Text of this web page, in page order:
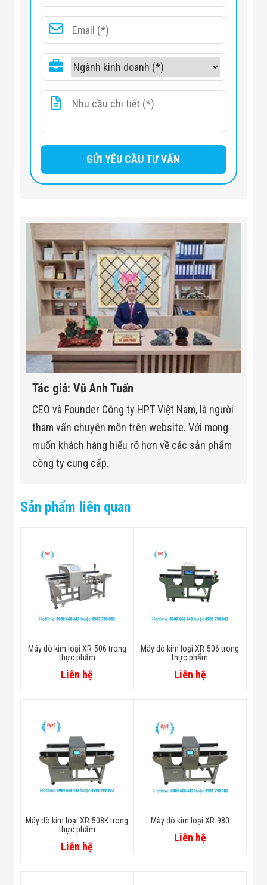
Tác giả: Vũ Anh Tuấn
CEO và Founder Công ty HPT Việt Nam, là người
tham vấn chuyên môn trên website. Với mong
muốn khách hàng hiểu rõ hơn về các sản phẩm
công ty cung cấp.
Sản phẩm liên quan
Máy dò kim loại XR-506 trong
thực phẩm
Liên hệ
Máy dò kim loại XR-506 trong
thực phẩm
Liên hệ
Máy dò kim loại XR-508K trong
thực phẩm
Liên hệ
Mày dò kim loại XR-980
Liên hệ